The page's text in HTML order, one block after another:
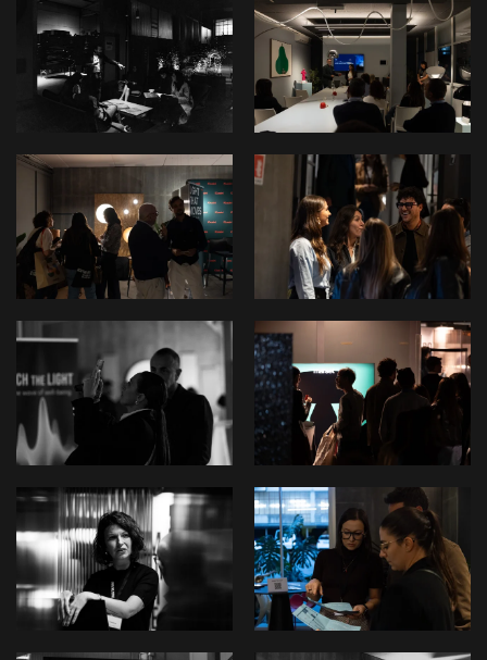
View View
View View
View View
View View